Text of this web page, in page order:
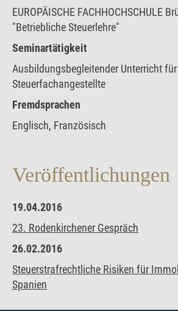
EUROPÄISCHE FACHHOCHSCHULE
"Betriebliche Steuerlehre"
Seminartätigkeit
Ausbildungsbegleitender Unterricht für
Steuerfachangestellte
Fremdsprachen
Englisch, Französisch
Veröffentlichungen
19.04.2016
23. Rodenkirchener Gespräch
26.02.2016
Steuerstrafrechtliche Risiken für
Spanien